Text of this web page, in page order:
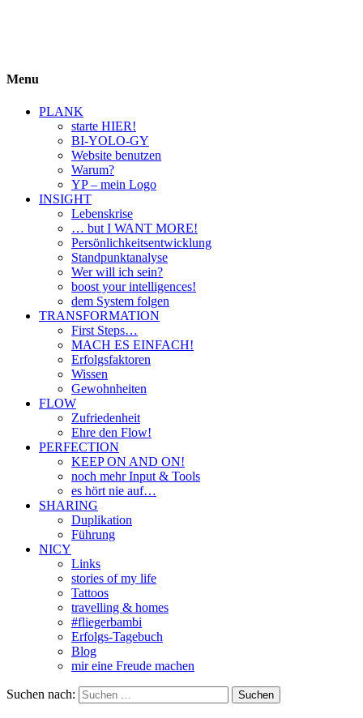
Menu
PLANK
starte HIER!
BI-YOLO-GY
Website benutzen
Warum?
YP – mein Logo
INSIGHT
Lebenskrise
… but I WANT MORE!
Persönlichkeitsentwicklung
Standpunktanalyse
Wer will ich sein?
boost your intelligences!
dem System folgen
TRANSFORMATION
First Steps…
MACH ES EINFACH!
Erfolgsfaktoren
Wissen
Gewohnheiten
FLOW
Zufriedenheit
Ehre den Flow!
PERFECTION
KEEP ON AND ON!
noch mehr Input & Tools
es hört nie auf…
SHARING
Duplikation
Führung
NICY
Links
stories of my life
Tattoos
travelling & homes
#fliegerbambi
Erfolgs-Tagebuch
Blog
mir eine Freude machen
Suchen nach: